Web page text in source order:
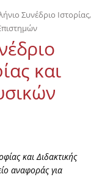
Συνέδριο Ιστορίας,
και
και Διδακτικής
αναφοράς για